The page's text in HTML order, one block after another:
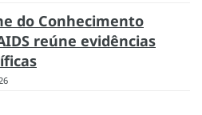
do Conhecimento
reúne evidências